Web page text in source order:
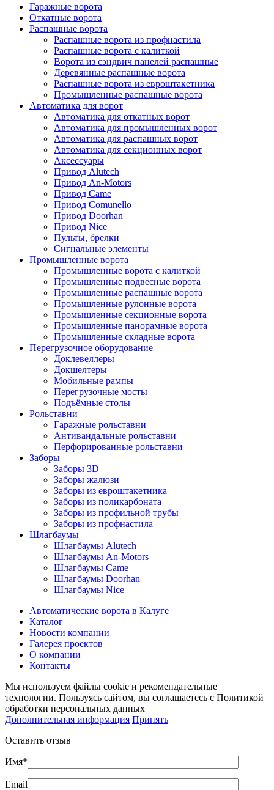
Гаражные ворота
Откатные ворота
Распашные ворота
Распашные ворота из профнастила
Распашные ворота с калиткой
Ворота из сэндвич панелей распашные
Деревянные распашные ворота
Распашные ворота из евроштакетника
Промышленные распашные ворота
Автоматика для ворот
Автоматика для откатных ворот
Автоматика для промышленных ворот
Автоматика для распашных ворот
Автоматика для секционных ворот
Аксессуары
Привод Alutech
Привод An-Motors
Привод Came
Привод Comunello
Привод Doorhan
Привод Nice
Пульты, брелки
Сигнальные элементы
Промышленные ворота
Промышленные ворота с калиткой
Промышленные подвесные ворота
Промышленные распашные ворота
Промышленные рулонные ворота
Промышленные секционные ворота
Промышленные панорамные ворота
Промышленные складные ворота
Перегрузочное оборудование
Доклевеллеры
Докшелтеры
Мобильные рампы
Перегрузочные мосты
Подъёмные столы
Рольставни
Гаражные рольставни
Антивандальные рольставни
Перфорированные рольставни
Заборы
Заборы 3D
Заборы жалюзи
Заборы из евроштакетника
Заборы из поликарбоната
Заборы из профильной трубы
Заборы из профнастила
Шлагбаумы
Шлагбаумы Alutech
Шлагбаумы An-Motors
Шлагбаумы Came
Шлагбаумы Doorhan
Шлагбаумы Nice
Автоматические ворота в Калуге
Каталог
Новости компании
Галерея проектов
О компании
Контакты
Мы используем файлы cookie и рекомендательные
технологии. Пользуясь сайтом, вы соглашаетесь с Политикой
обработки персональных данных
Дополнительная информация Принять
Оставить отзыв
Имя*
Email